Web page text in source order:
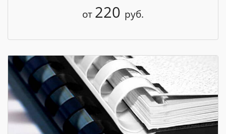
от 220 руб.